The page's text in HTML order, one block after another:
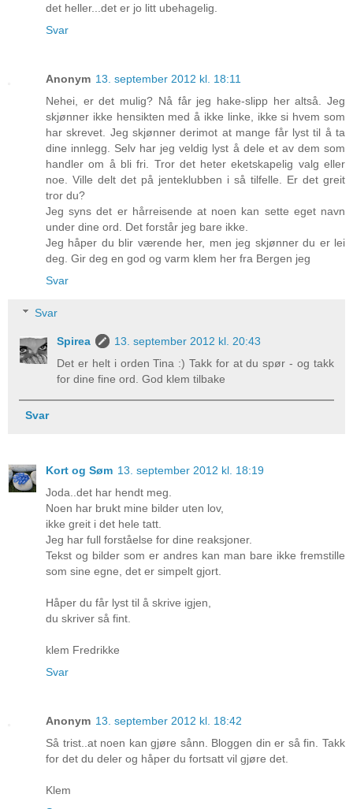
det heller...det er jo litt ubehagelig.
Svar
Anonym 13. september 2012 kl. 18:11
Nehei, er det mulig? Nå får jeg hake-slipp her altså. Jeg
skjønner ikke hensikten med å ikke linke, ikke si hvem som
har skrevet. Jeg skjønner derimot at mange får lyst til å ta
dine innlegg. Selv har jeg veldig lyst å dele et av dem som
handler om å bli fri. Tror det heter eketskapelig valg eller
noe. Ville delt det på jenteklubben i så tilfelle. Er det greit
tror du?
Jeg syns det er hårreisende at noen kan sette eget navn
under dine ord. Det forstår jeg bare ikke.
Jeg håper du blir værende her, men jeg skjønner du er lei
deg. Gir deg en god og varm klem her fra Bergen jeg
Svar
Svar
Spirea
13. september 2012 kl. 20:43
Det er helt i orden Tina :) Takk for at du spør - og takk
for dine fine ord. God klem tilbake
Svar
Kort og Søm 13. september 2012 kl. 18:19
Joda..det har hendt meg.
Noen har brukt mine bilder uten lov,
ikke greit i det hele tatt.
Jeg har full forståelse for dine reaksjoner.
Tekst og bilder som er andres kan man bare ikke fremstille
som sine egne, det er simpelt gjort.
Håper du får lyst til å skrive igjen,
du skriver så fint.
klem Fredrikke
Svar
Anonym 13. september 2012 kl. 18:42
Så trist..at noen kan gjøre sånn. Bloggen din er så fin. Takk
for det du deler og håper du fortsatt vil gjøre det.
Klem